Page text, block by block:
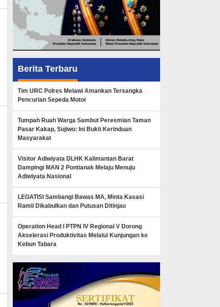
Berita Terbaru
Tim URC Polres Melawi Amankan Tersangka
Pencurian Sepeda Motor
Tumpah Ruah Warga Sambut Peresmian Taman
Pasar Kakap, Sujiwo: Ini Bukti Kerinduan
Masyarakat
Visitor Adiwiyata DLHK Kalimantan Barat
Dampingi MAN 2 Pontianak Melaju Menuju
Adiwiyata Nasional
LEGATISI Sambangi Bawas MA, Minta Kasasi
Ramli Dikabulkan dan Putusan Ditinjau
Operation Head I PTPN IV Regional V Dorong
Akselerasi Produktivitas Melalui Kunjungan ke
Kebun Tabara